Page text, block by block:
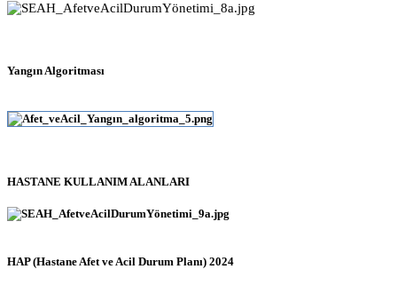
Yangın Algoritması
HASTANE KULLANIM ALANLARI
HAP (Hastane Afet ve Acil Durum Planı) 2024